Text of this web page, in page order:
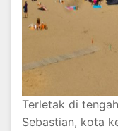
Terletak di
Sebastian, kota